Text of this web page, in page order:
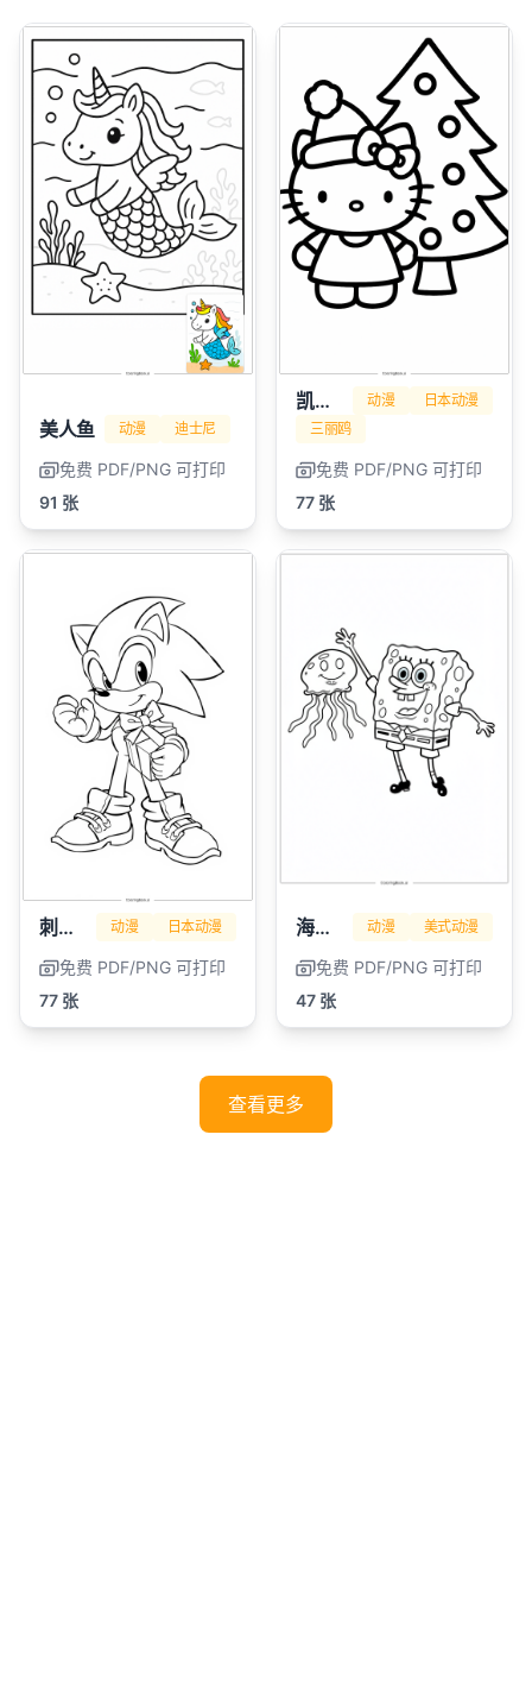
美人鱼 动漫 迪士尼
免费 PDF/PNG 可打印
91 张
凯蒂猫 动漫
日本动漫
三丽鸥
免费 PDF/PNG 可打印
77 张
刺猬索尼克 动漫 日本动漫
免费 PDF/PNG 可打印
77 张
海绵宝宝 动漫 美式动漫
免费 PDF/PNG 可打印
47 张
查看更多